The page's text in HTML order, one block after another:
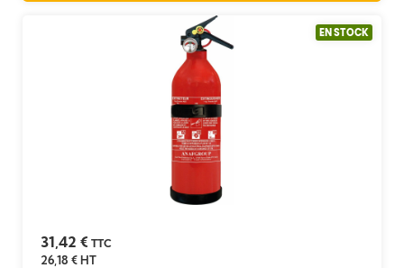
EN STOCK
31,42 € TTC
26,18 €HT